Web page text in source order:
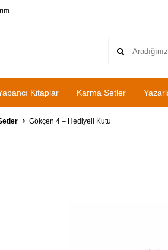
Kitaplar Karma Setler
Gökçen 4 – Hediyeli Kutu